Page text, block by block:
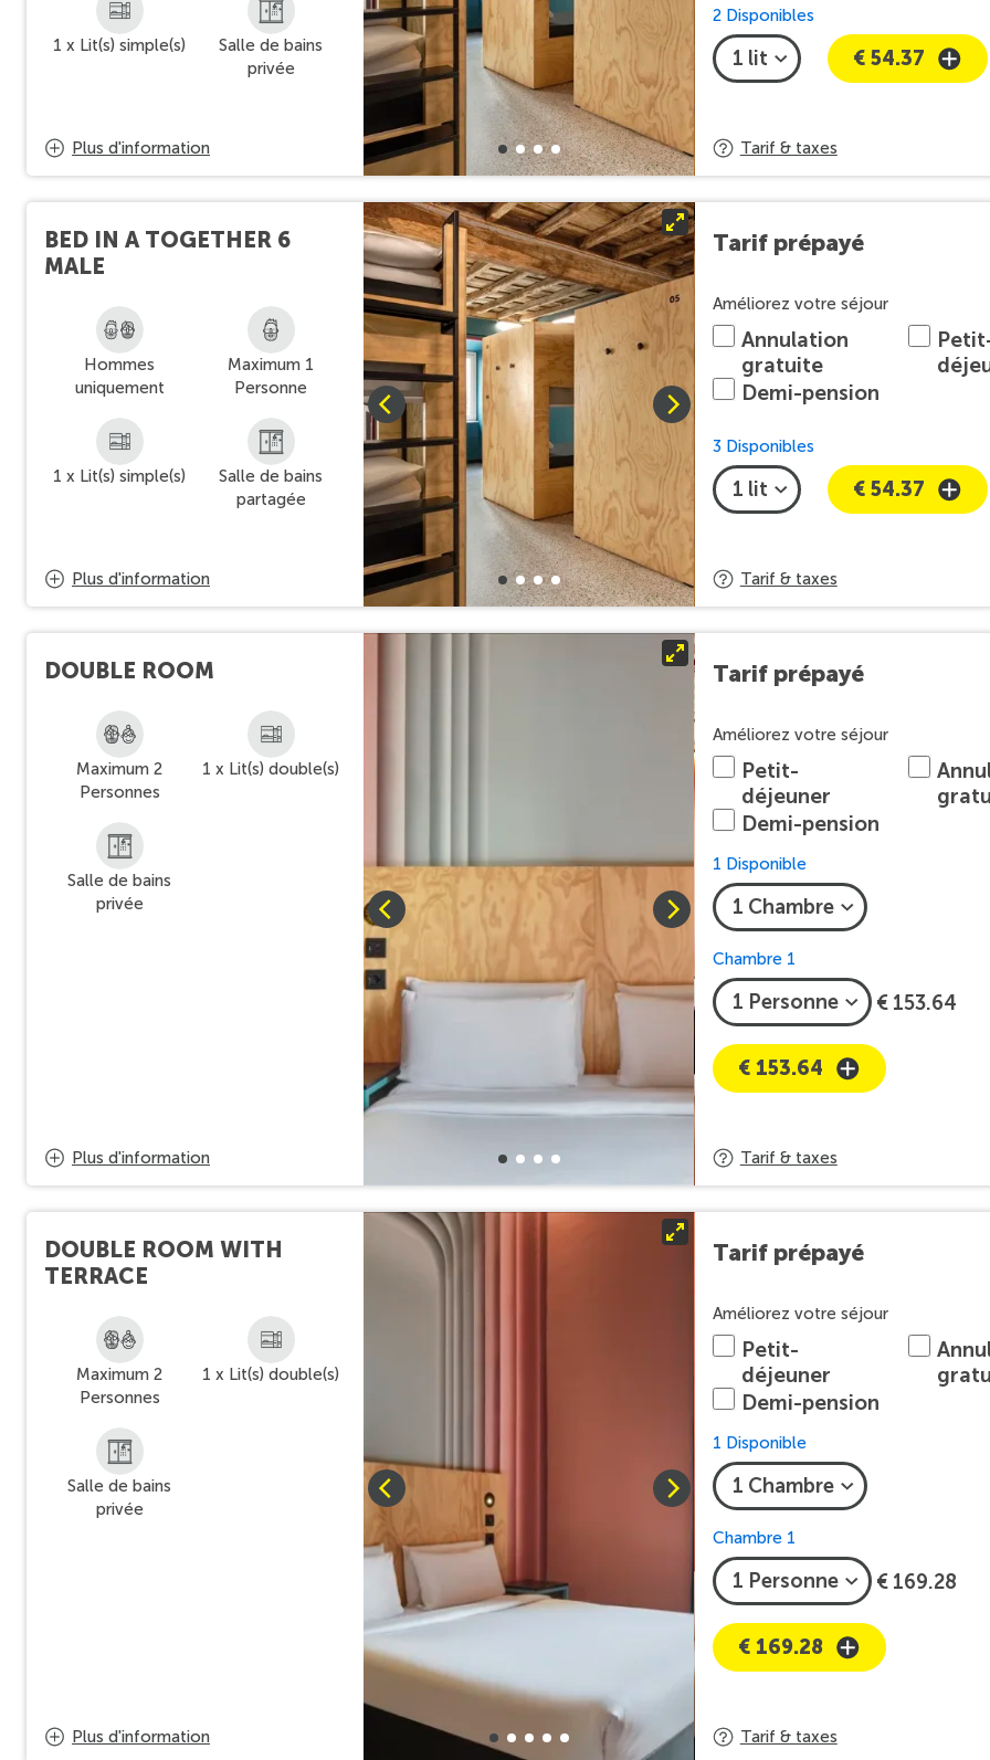
1 x Lit(s) simple(s)
Salle de bains
privée
Plus d'information
2 Disponibles
€ 54.37
Tarif & taxes
BED IN A TOGETHER 6
MALE
Hommes
uniquement
Maximum 1
Personne
1 x Lit(s) simple(s)
Salle de bains
partagée
Plus d'information
Améliorez votre séjour
Tarif prépayé
Annulation
gratuite
Demi-pension
3 Disponibles
€ 54.37
Tarif & taxes
DOUBLE ROOM
Maximum 2
Personnes
1 x Lit(s) double(s)
Salle de bains
privée
Plus d'information
Améliorez votre séjour
Tarif prépayé
Petit-
déjeuner
Demi-pension
1 Disponible
Chambre 1
€ 153.64
€ 153.64
Tarif & taxes
DOUBLE ROOM WITH
TERRACE
Maximum 2
Personnes
1 x Lit(s) double(s)
Salle de bains
privée
Plus d'information
Améliorez votre séjour
Tarif prépayé
Petit-
déjeuner
Demi-pension
1 Disponible
Chambre 1
€ 169.28
€ 169.28
Tarif & taxes